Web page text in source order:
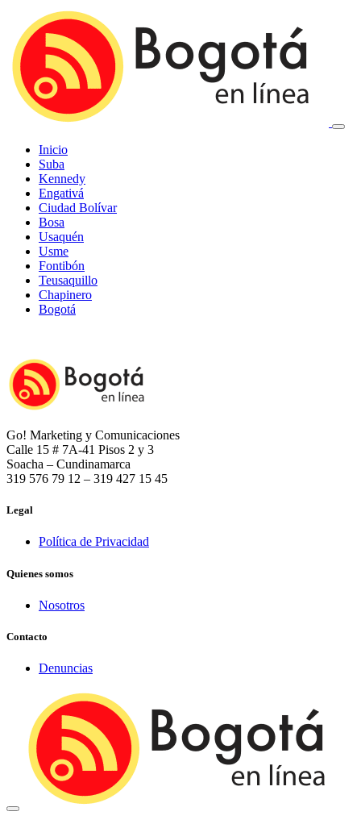
Inicio
Suba
Kennedy
Engativá
Ciudad Bolívar
Bosa
Usaquén
Usme
Fontibón
Teusaquillo
Chapinero
Bogotá
Go! Marketing y Comunicaciones
Calle 15 # 7A-41 Pisos 2 y 3
Soacha – Cundinamarca
319 576 79 12 – 319 427 15 45
Legal
Política de Privacidad
Quienes somos
Nosotros
Contacto
Denuncias